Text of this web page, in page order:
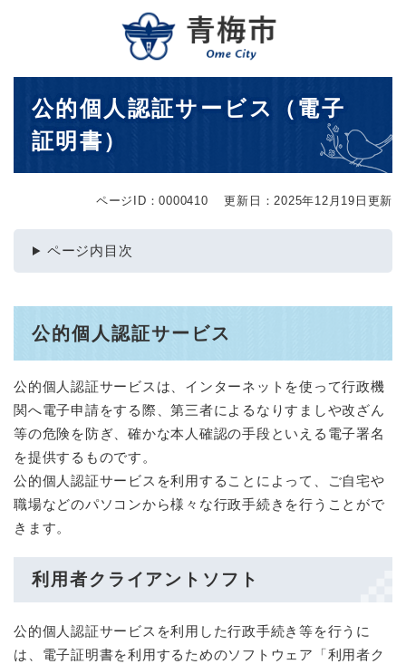
メニューを飛ばして本文へ
公的個人認証サービス（電子
証明書）
ページID：0000410 更新日：2025年12月19日更新
ページ内目次
公的個人認証サービス
​公的個人認証サービスは、インターネットを使って行政機
関へ電子申請をする際、第三者によるなりすましや改ざん
等の危険を防ぎ、確かな本人確認の手段といえる電子署名
を提供するものです。
公的個人認証サービスを利用することによって、ご自宅や
職場などのパソコンから様々な行政手続きを行うことがで
きます。
利用者クライアントソフト​
公的個人認証サービスを利用した行政手続き等を行うに
は、電子証明書を利用するためのソフトウェア「利用者ク